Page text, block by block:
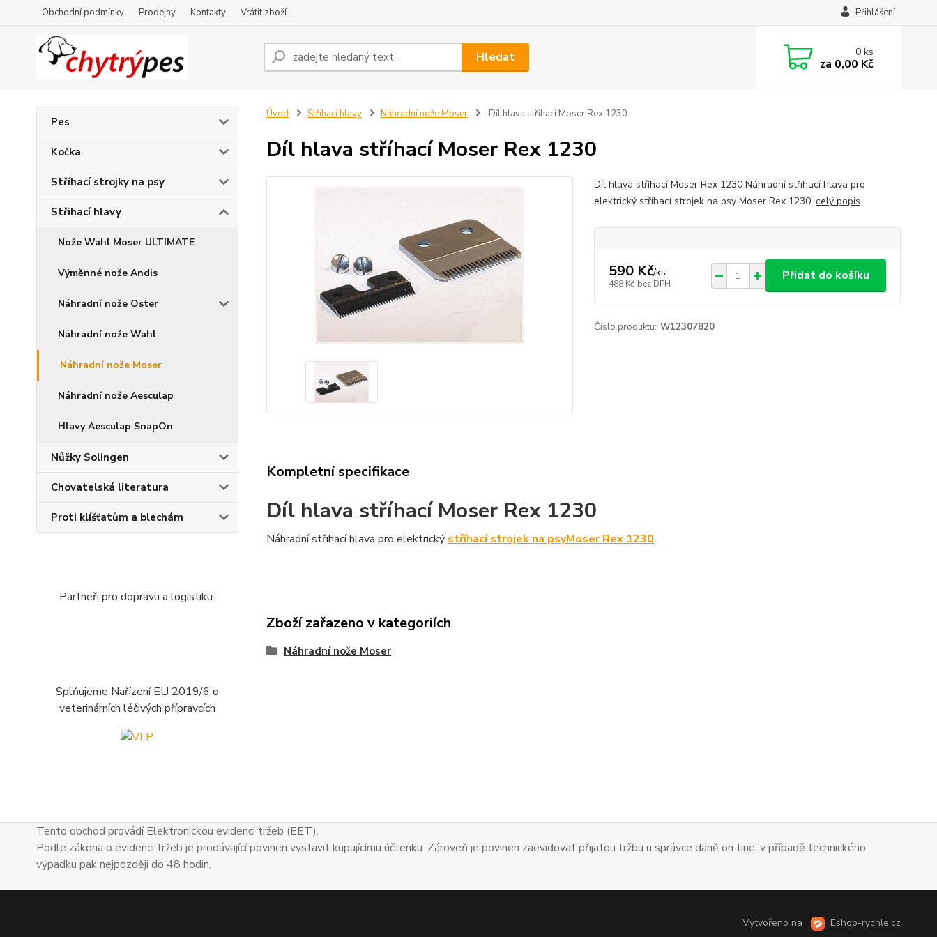
Obchodní podmínky Prodejny Kontakty Vrátit zboží Přihlášení
Hledat 0ks
za 0,00 Kč
Pes
Kočka
Stříhací strojky na psy
Střihací hlavy
Nože Wahl Moser ULTIMATE
Výměnné nože Andis
Náhradní nože Oster
Náhradní nože Wahl
Náhradní nože Moser
Náhradní nože Aesculap
Hlavy Aesculap SnapOn
Nůžky Solingen
Chovatelská literatura
Proti klíšťatům a blechám
Partneři pro dopravu a logistiku:
Splňujeme Nařízení EU 2019/6 o
veterinárních léčivých přípravcích
Úvod Střihací hlavy Náhradní nože Moser Díl hlava stříhací Moser Rex 1230
Díl hlava stříhací Moser Rex 1230
Díl hlava stříhací Moser Rex 1230 Náhradní střihací hlava pro
elektrický stříhací strojek na psy Moser Rex 1230. celý popis
590 Kč/ks
488 Kč bez DPH
Přidat do košíku
Číslo produktu: W12307820
Kompletní specifikace
Díl hlava stříhací Moser Rex 1230
Náhradní střihací hlava pro elektrický stříhací strojek na psyMoser Rex 1230.
Zboží zařazeno v kategoriích
Náhradní nože Moser
Tento obchod provádí Elektronickou evidenci tržeb (EET).
Podle zákona o evidenci tržeb je prodávající povinen vystavit kupujícímu účtenku. Zároveň je povinen zaevidovat přijatou tržbu u správce daně on-line; v případě technického
výpadku pak nejpozději do 48 hodin.
Vytvořeno na Eshop-rychle.cz